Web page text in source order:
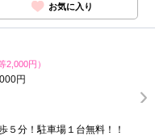
お気に入り
2,000円）
円
分！駐車場１台無料！！